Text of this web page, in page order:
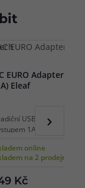
EURO Adapter
Eleaf
USB adaptér do
1A je určen pro
Adaptér
za polovinu času
vidlice, 1 ks v balení.
online
na 2 prodejnách
Kč